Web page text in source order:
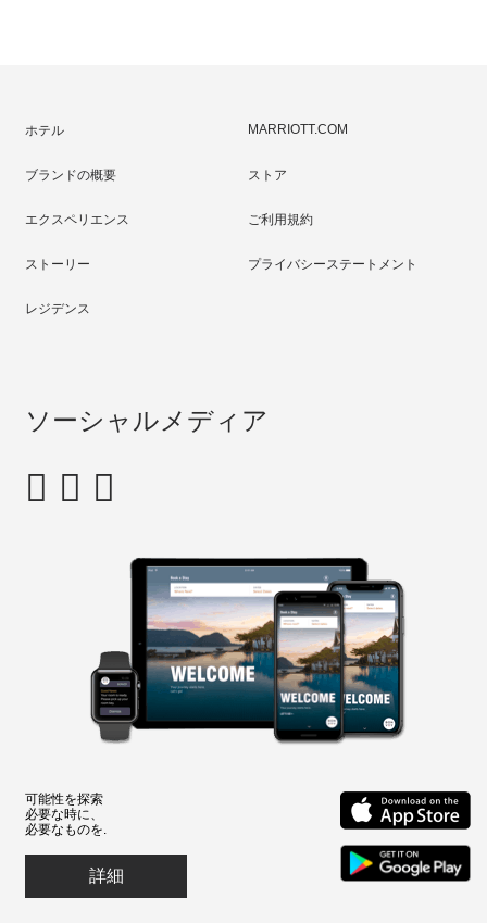
ホテル MARRIOTT.COM
ブランドの概要 ストア
エクスペリエンス ご利用規約
ストーリー プライバシーステートメント
レジデンス
ソーシャルメディア
可能性を探索
必要な時に、
必要なものを.
詳細